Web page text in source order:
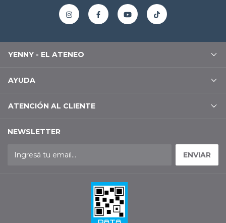
YENNY - EL ATENEO
AYUDA
ATENCIÓN AL CLIENTE
NEWSLETTER